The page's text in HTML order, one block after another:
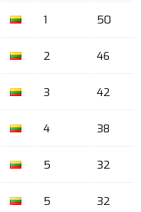
1 50
2 46
3 42
4 38
5 32
5 32